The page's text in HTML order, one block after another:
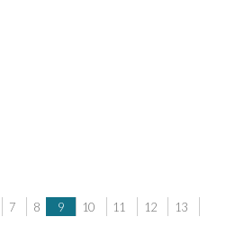
7 8 9 10 11 12
13